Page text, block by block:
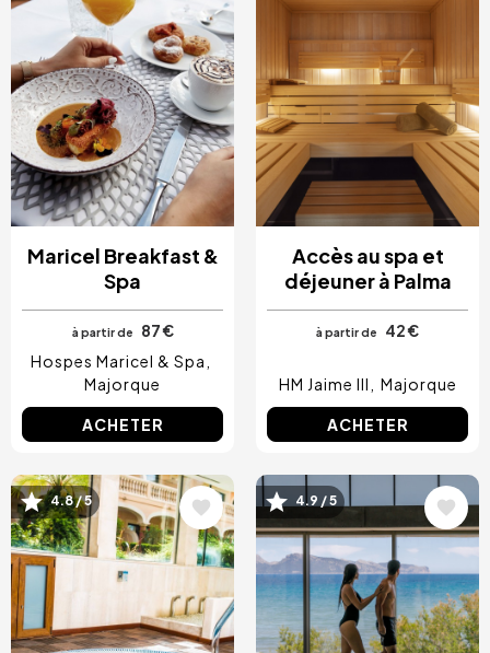
Maricel Breakfast &
Spa
à partir de
87 €
Hospes Maricel & Spa
Majorque
ACHETER
Accès au spa et
déjeuner à Palma
à partir de 42 €
HM Jaime III Majorque
ACHETER
Image
4.8 / 5 Image
4.9 / 5